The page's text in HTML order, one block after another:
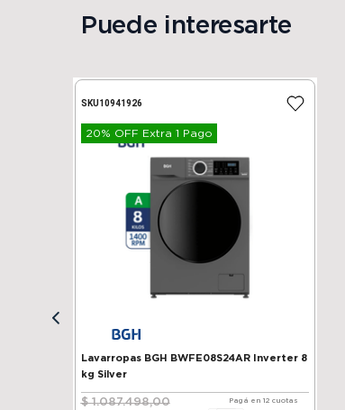
Puede interesarte
SKU10941926
20% OFF Extra 1 Pago
Lavarropas BGH BWFE08S24AR Inverter 8
kg Silver
$ 1.087.498,00 Pagá en 12 cuotas